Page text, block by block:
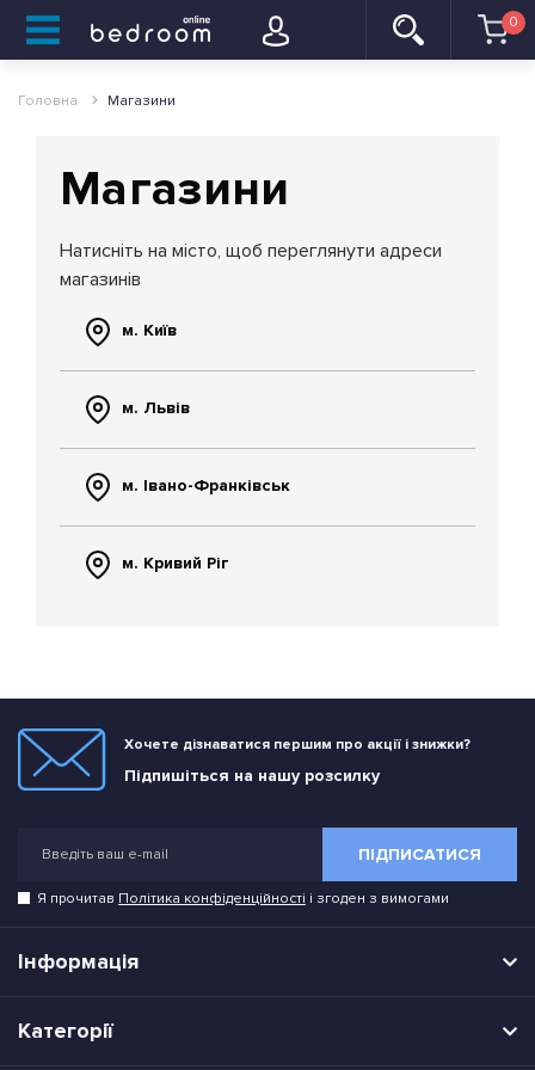
0
Головна Магазини
Магазини
Натисніть на місто, щоб переглянути адреси
магазинів
м. Київ
м. Львів
м. Івано-Франківськ
м. Кривий Ріг
Хочете дізнаватися першим про акції і знижки?
Підпишіться на нашу розсилку
ПІДПИСАТИСЯ
Я прочитав Політика конфіденційності і згоден з вимогами
Інформація
Категорії